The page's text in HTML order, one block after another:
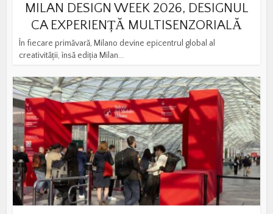
MILAN DESIGN WEEK 2026, DESIGNUL
CA EXPERIENȚĂ MULTISENZORIALĂ
În fiecare primăvară, Milano devine epicentrul global al
creativității, însă ediția Milan...